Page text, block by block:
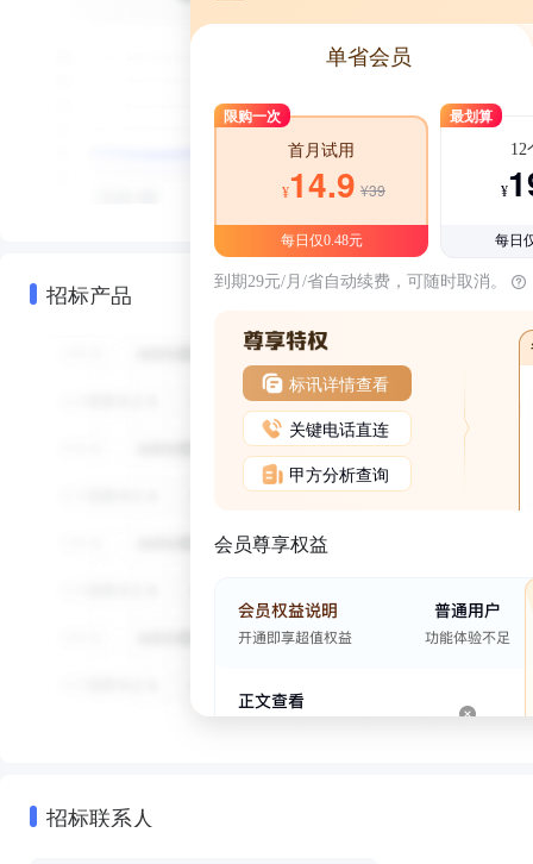
招标产品
单省会员
限购一次
首月试用
¥14.9 ¥39
每日仅0.48元
最划算
12
¥
每日
到期29元/月/省自动续费，可随时取消。
标讯详情查看
关键电话直连
甲方分析查询
会员尊享权益
招标联系人